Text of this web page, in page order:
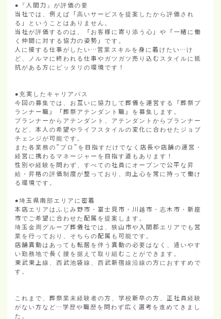
●『人間力』が評価の要
当社では、例えば「高いサービスを提案したから評価され
る」ということはありません。
当社が評価するのは、「お客様に寄り添う心」や「一緒に働
く仲間に対する協力の姿勢」です。
人に接する仕事がしたい…営業スキルを身に着けたい…け
ど、ノルマに終われる仕事やガツガツ売り込むスタイルに抵
抗がある方にピッタリの環境です！
●充実したキャリアパス
今回の募集では、お互いに協力して葬儀を運営する「葬祭プ
ランナー職」「葬祭アテンダント職」を募集します。
プランナーからアテンダント、アテンダントからプランナー
など、本人の希望やライフスタイルの変化に合わせたジョブ
チェンジが可能です。
また各業務の”プロ”を目指すだけでなく店長や店舗の運営・
経営に携わるマネージャーを目指す道もあります！
性別や経験を問わず、すべての社員にオープンで公平な昇
給・昇格の評価制度が整っており、向上心を常に持って働け
る環境です。
●埼玉県南部エリアに密着
本店エリアはふじみ野市・富士見市・川越市・志木市・新座
市でご希望に合わせた配属を提案します。
埼玉金周グループ葬儀社では、狭山市や入間郡エリアでも営
業を行っており、そちらの配属も可能です。
店舗異動はあっても転居を伴う異動の必要はなく、通いやす
い勤務地で長く腰を据えて取り組むことができます。
東武東上線、西武池袋線、西武新宿線沿線の方におすすめで
す。
これまで、葬祭業未経験者の方、学校新卒の方、正社員経験
がない方など…学歴や職歴を問わず広く選考を進めてきまし
た。